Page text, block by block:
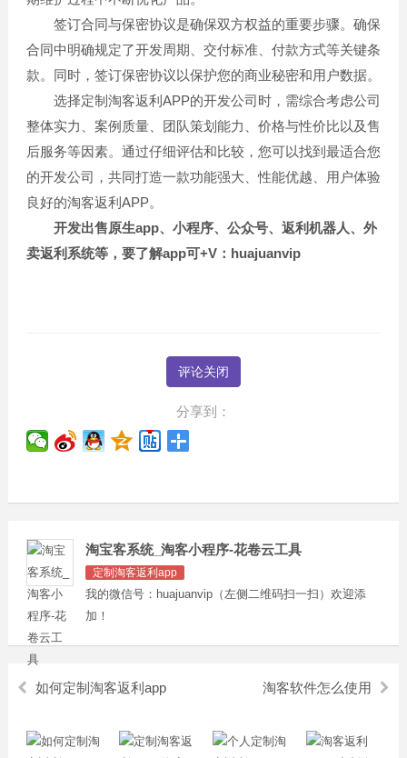
签订合同与保密协议是确保双方权益的重要步骤。确保
合同中明确规定了开发周期、交付标准、付款方式等关键条
款。同时，签订保密协议以保护您的商业秘密和用户数据。
选择定制淘客返利APP的开发公司时，需综合考虑公司
整体实力、案例质量、团队策划能力、价格与性价比以及售
后服务等因素。通过仔细评估和比较，您可以找到最适合您
的开发公司，共同打造一款功能强大、性能优越、用户体验
良好的淘客返利APP。
开发出售原生app、小程序、公众号、返利机器人、外
卖返利系统等，要了解app可+V：huajuanvip
评论关闭
分享到：
淘宝客系统_淘客小程序-花卷云工具
定制淘客返利app
我的微信号：huajuanvip（左侧二维码扫一扫）欢迎添
加！
如何定制淘客返利app 淘客软件怎么使用